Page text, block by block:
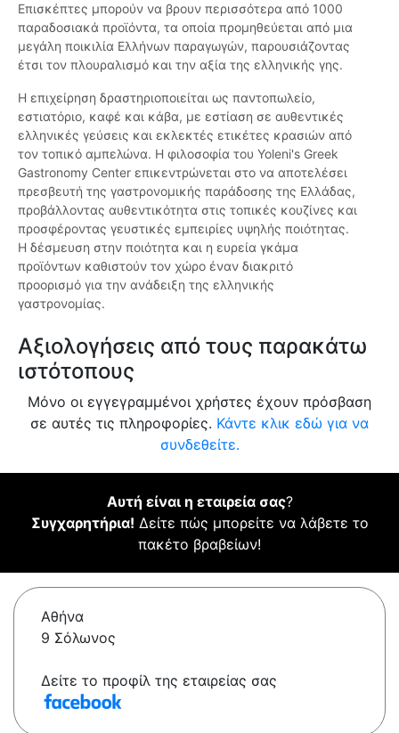
Επισκέπτες μπορούν να βρουν περισσότερα από 1000
παραδοσιακά προϊόντα, τα οποία προμηθεύεται από μια
μεγάλη ποικιλία Ελλήνων παραγωγών, παρουσιάζοντας
έτσι τον πλουραλισμό και την αξία της ελληνικής γης.
Η επιχείρηση δραστηριοποιείται ως παντοπωλείο,
εστιατόριο, καφέ και κάβα, με εστίαση σε αυθεντικές
ελληνικές γεύσεις και εκλεκτές ετικέτες κρασιών από
τον τοπικό αμπελώνα. Η φιλοσοφία του Yoleni's Greek
Gastronomy Center επικεντρώνεται στο να αποτελέσει
πρεσβευτή της γαστρονομικής παράδοσης της Ελλάδας,
προβάλλοντας αυθεντικότητα στις τοπικές κουζίνες και
προσφέροντας γευστικές εμπειρίες υψηλής ποιότητας.
Η δέσμευση στην ποιότητα και η ευρεία γκάμα
προϊόντων καθιστούν τον χώρο έναν διακριτό
προορισμό για την ανάδειξη της ελληνικής
γαστρονομίας.
Αξιολογήσεις από τους παρακάτω
ιστότοπους
Μόνο οι εγγεγραμμένοι χρήστες έχουν πρόσβαση
σε αυτές τις πληροφορίες. Κάντε κλικ εδώ για να
συνδεθείτε.
Αυτή είναι η εταιρεία σας?
Συγχαρητήρια! Δείτε πώς μπορείτε να λάβετε το
πακέτο βραβείων!
Αθήνα
9 Σόλωνος
Δείτε το προφίλ της εταιρείας σας